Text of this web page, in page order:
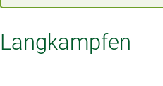
Langkampfen